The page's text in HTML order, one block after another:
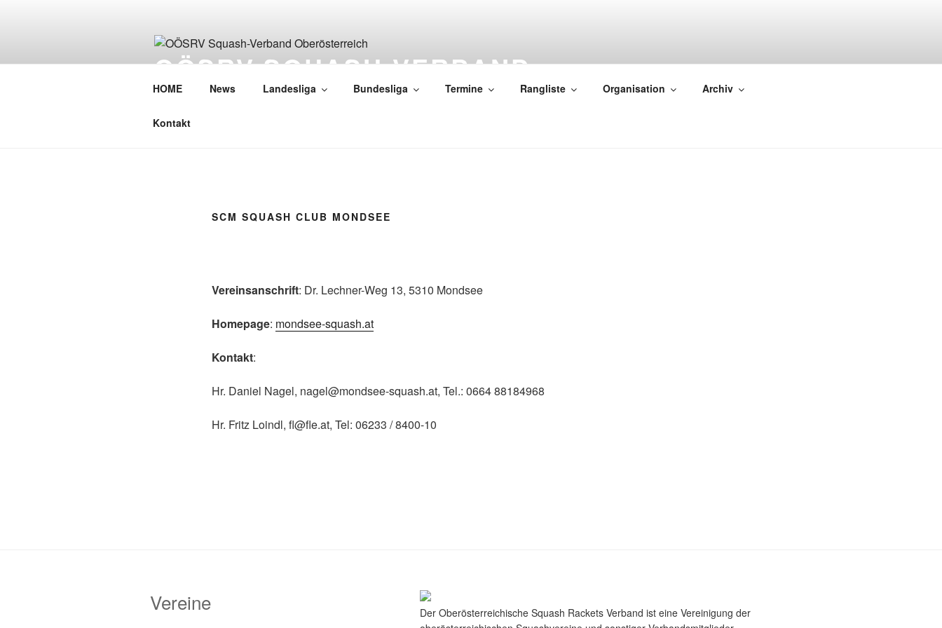
OÖSRV SQUASH-VERBAND
OBERÖSTERREICH
HOME News Landesliga Bundesliga Termine Rangliste Organisation Archiv
Kontakt
SCM SQUASH CLUB MONDSEE
Vereinsanschrift: Dr. Lechner-Weg 13, 5310 Mondsee
Homepage: mondsee-squash.at
Kontakt:
Hr. Daniel Nagel, nagel@mondsee-squash.at, Tel.: 0664 88184968
Hr. Fritz Loindl, fl@fle.at, Tel: 06233 / 8400-10
Vereine
Der Oberösterreichische Squash Rackets Verband ist eine Vereinigung der